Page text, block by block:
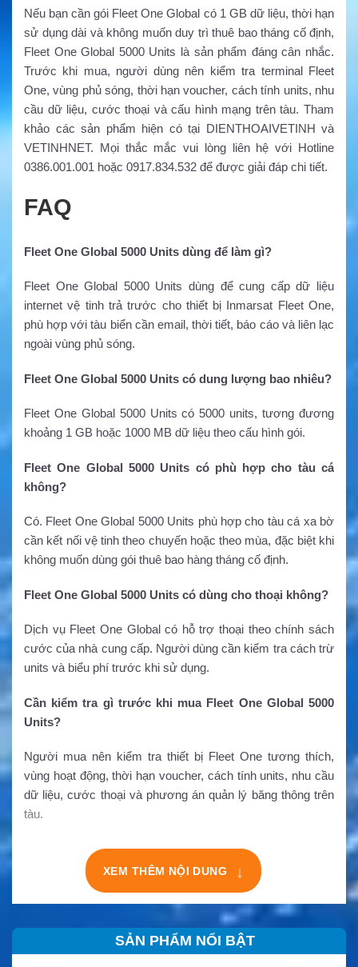
Nếu bạn cần gói Fleet One Global có 1 GB dữ liệu, thời hạn
sử dụng dài và không muốn duy trì thuê bao tháng cố định,
Fleet One Global 5000 Units là sản phẩm đáng cân nhắc.
Trước khi mua, người dùng nên kiểm tra terminal Fleet
One, vùng phủ sóng, thời hạn voucher, cách tính units, nhu
cầu dữ liệu, cước thoại và cấu hình mạng trên tàu. Tham
khảo các sản phẩm hiện có tại DIENTHOAIVETINH và
VETINHNET. Mọi thắc mắc vui lòng liên hệ với Hotline
0386.001.001 hoặc 0917.834.532 để được giải đáp chi tiết.
FAQ
Fleet One Global 5000 Units dùng để làm gì?
Fleet One Global 5000 Units dùng để cung cấp dữ liệu
internet vệ tinh trả trước cho thiết bị Inmarsat Fleet One,
phù hợp với tàu biển cần email, thời tiết, báo cáo và liên lạc
ngoài vùng phủ sóng.
Fleet One Global 5000 Units có dung lượng bao nhiêu?
Fleet One Global 5000 Units có 5000 units, tương đương
khoảng 1 GB hoặc 1000 MB dữ liệu theo cấu hình gói.
Fleet One Global 5000 Units có phù hợp cho tàu cá
không?
Có. Fleet One Global 5000 Units phù hợp cho tàu cá xa bờ
cần kết nối vệ tinh theo chuyến hoặc theo mùa, đặc biệt khi
không muốn dùng gói thuê bao hàng tháng cố định.
Fleet One Global 5000 Units có dùng cho thoại không?
Dịch vụ Fleet One Global có hỗ trợ thoại theo chính sách
cước của nhà cung cấp. Người dùng cần kiểm tra cách trừ
units và biểu phí trước khi sử dụng.
Cần kiểm tra gì trước khi mua Fleet One Global 5000
Units?
Người mua nên kiểm tra thiết bị Fleet One tương thích,
vùng hoạt động, thời hạn voucher, cách tính units, nhu cầu
dữ liệu, cước thoại và phương án quản lý băng thông trên
tàu.
XEM THÊM NỘI DUNG ↓
SẢN PHẨM NỔI BẬT